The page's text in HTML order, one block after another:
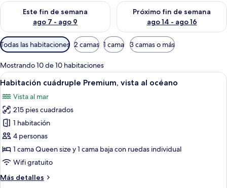
Este fin de semana
ago 7 - ago 9
Consulta la disponibilidad para este fin de semana ago 7 -
Próximo fin de semana
ago 14 - ago 16
Consulta la disponibilidad
Filtros
disponibles
para
las
habitaciones
Todas las habitaciones 2 camas 1 cama 3 camas o más
Mostrando 10 de 10 habitaciones
Abrir
todas
las
fotos
de
Habitación
cuádruple
Premium,
al
Un dormitorio con cama, mesitas de
7
Habitación cuádruple Premium, vista al océano
Vista al mar
215 pies cuadrados
1 habitación
4 personas
1 cama Queen size y 1 cama baja con ruedas individual
Wifi gratuito
Más detalles
Más